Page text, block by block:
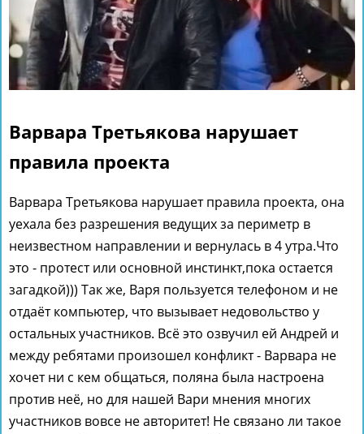
Варвара Третьякова нарушает
правила проекта
Варвара Третьякова нарушает правила проекта, она
уехала без разрешения ведущих за периметр в
неизвестном направлении и вернулась в 4 утра.Что
это - протест или основной инстинкт,пока остается
загадкой))) Так же, Варя пользуется телефоном и не
отдаёт компьютер, что вызывает недовольство у
остальных участников. Всё это озвучил ей Андрей и
между ребятами произошел конфликт - Варвара не
хочет ни с кем общаться, поляна была настроена
против неё, но для нашей Вари мнения многих
участников вовсе не авторитет! Не связано ли такое